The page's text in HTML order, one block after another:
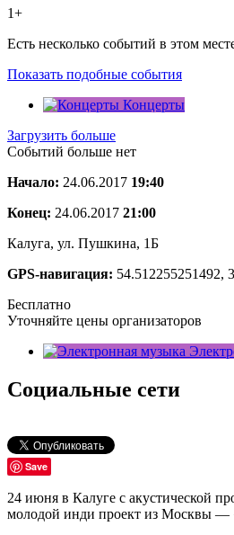
1+
Есть несколько событий в этом
Показать подобные события
Концерты
Загрузить больше
Событий больше нет
Начало: 24.06.2017 19:40
Конец: 24.06.2017 21:00
Калуга, ул. Пушкина, 1Б
GPS-навигация: 54.512255251492,
Бесплатно
Уточняйте цены организаторов
Социальные сети
Save
24 июня в Калуге с акустической
молодой инди проект из Москвы —